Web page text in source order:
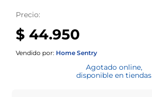
Precio:
$ 44.950
Vendido por: Home Sentry
Agotado online,
disponible en tiendas